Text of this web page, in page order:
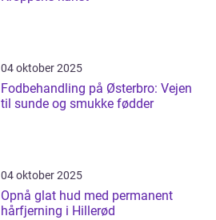
04 oktober 2025
Fodbehandling på Østerbro: Vejen
til sunde og smukke fødder
04 oktober 2025
Opnå glat hud med permanent
hårfjerning i Hillerød